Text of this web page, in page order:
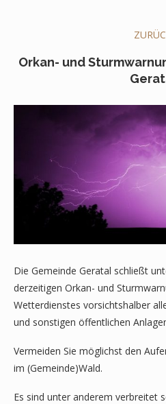
Orkan- und
Die Gemeinde Geratal schließt
derzeitigen Orkan- und
Wetterdienstes vorsichtshalber
und sonstigen öffentlichen
Vermeiden Sie möglichst den
im (Gemeinde)Wald.
Es sind unter anderem verbreitet